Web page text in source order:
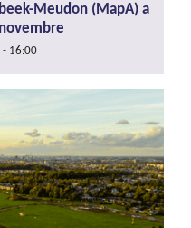
Meudon (MapA) a
16:00